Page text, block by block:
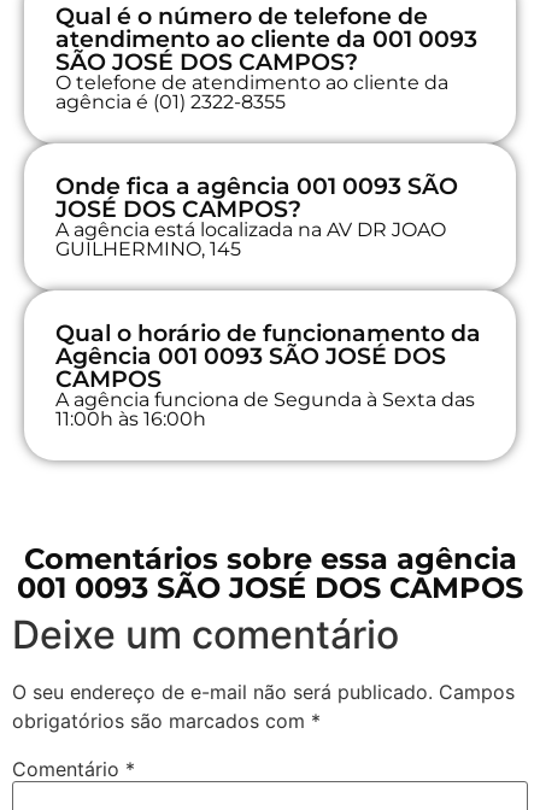
Qual é o número de telefone de
atendimento ao cliente da 001 0093
SÃO JOSÉ DOS CAMPOS?
O telefone de atendimento ao cliente da
agência é (01) 2322-8355
Onde fica a agência 001 0093 SÃO
JOSÉ DOS CAMPOS?
A agência está localizada na AV DR JOAO
GUILHERMINO, 145
Qual o horário de funcionamento da
Agência 001 0093 SÃO JOSÉ DOS
CAMPOS
A agência funciona de Segunda à Sexta das
11:00h às 16:00h
Comentários sobre essa agência
001 0093 SÃO JOSÉ DOS CAMPOS
Deixe um comentário
O seu endereço de e-mail não será publicado. Campos
obrigatórios são marcados com *
Comentário *